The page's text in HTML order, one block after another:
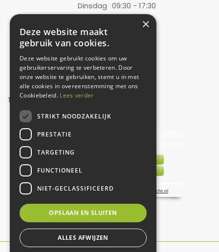
Dinsdag 09:30 - 17:30
09:30 - 17:30
Donderdag
Zaterdag 09:00 - 17:00
Zondag
12:00 - 17:00
Toon alle openingstijden
UW MENING TELT!
×
Deze website maakt
gebruik van cookies.
Deze website gebruikt cookies om uw
gebruikerservaring te verbeteren. Door
onze website te gebruiken, stemt u in met
alle cookies in overeenstemming met ons
Cookiebeleid. Lees verder
STRIKT NOODZAKELIJK
PRESTATIE
TARGETING
FUNCTIONEEL
NIET-GECLASSIFICEERD
OPSLAAN EN SLUITEN
ALLES AFWIJZEN